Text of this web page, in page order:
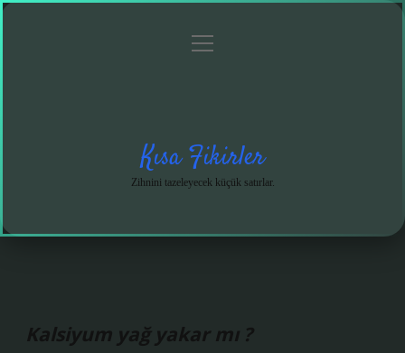
menüyü
Kısa Fikirler
Zihnini tazeleyecek küçük satırlar.
Kalsiyum yağ yakar mı ?